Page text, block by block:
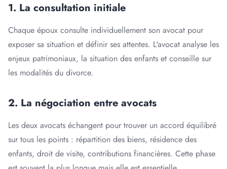
1. La consultation initiale
Chaque époux consulte individuellement son avocat pour
exposer sa situation et définir ses attentes. L'avocat analyse les
enjeux patrimoniaux, la situation des enfants et conseille sur
les modalités du divorce.
2. La négociation entre avocats
Les deux avocats échangent pour trouver un accord équilibré
sur tous les points : répartition des biens, résidence des
enfants, droit de visite, contributions financières. Cette phase